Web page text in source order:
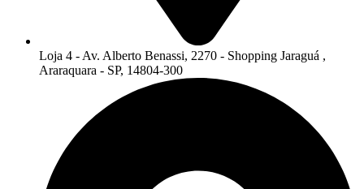
Loja 4 - Av. Alberto Benassi, 2270 - Shopping Jaraguá ,
Araraquara - SP, 14804-300